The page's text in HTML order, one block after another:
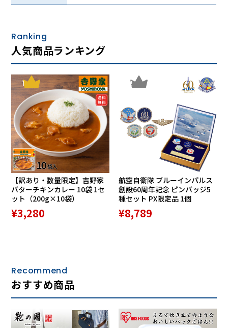
まくらの理論を座り姿勢に応用 まくら開発を
一般的な椅子に良い姿勢で座った時にできる隙間に着目しま
した。「Keepsランバークッション」はまくらのようにやさ
しく隙間を埋めます。
理想的なS字ライン 独自のW型構造で理想的な
座り姿勢をキープ
腸骨ポイントで腸骨を挟むことで骨盤を安定させ、腰椎ポイ
ントと肋骨ポイントが支えることで理想的な座り姿勢に導き
ます。また腰椎ポイントに荷重をかけると腸骨ポイントが締
まり優しくホールド。ラクに正しい姿勢をキープできます。
ランバークッションを使用することで腰部の腰椎前弯角が増
加する結果も。
圧力バランス 坐骨に集中する圧力を分散
ランバークッションなしで座った場合、圧力が坐骨に集中し
快適な座りをキープする多様な機能
・衛生的
側生地に抗菌加工を施し衛生的。側生地は取り外し洗濯がで
きるのでいつでも清潔。
・耐久性
Ranking
人気商品ランキング
1
【訳あり・数量限定】吉野家
バターチキンカレー 10袋 1セ
ット（200g×10袋）
¥3,280
2
航空自衛隊 ブルーインパルス
創設60周年記念 ピンバッジ5
種セット PX限定品 1個
¥8,789
Recommend
おすすめ商品